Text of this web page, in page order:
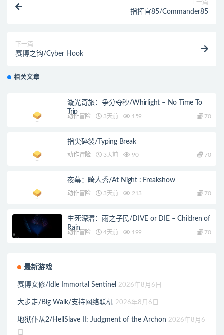
上一篇
指挥官85/Commander85
下一篇
赛博之钩/Cyber Hook
相关文章
漩光奇旅：争分夺秒/Whirlight – No Time To
Trip
动作冒险 3天前 159 70
指尖碎裂/Typing Break
动作冒险 3天前 90 70
夜幕：畸人秀/At Night : Freakshow
动作冒险 3天前 213 70
生死深潜：雨之子民/DIVE or DIE – Children of
Rain
动作冒险 4天前 199 70
最新游戏
赛博女修/Idle Immortal Sentinel 2026年8月6日
大步走/Big Walk/支持网络联机 2026年8月6日
地狱仆从2/HellSlave II: Judgment of the Archon 2026年8月6
日